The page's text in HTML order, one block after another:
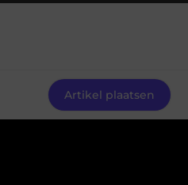
Artikel plaatsen